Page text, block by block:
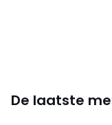
De laatste